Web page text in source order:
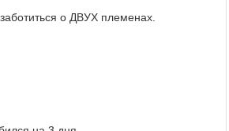
о ДВУХ племенах.